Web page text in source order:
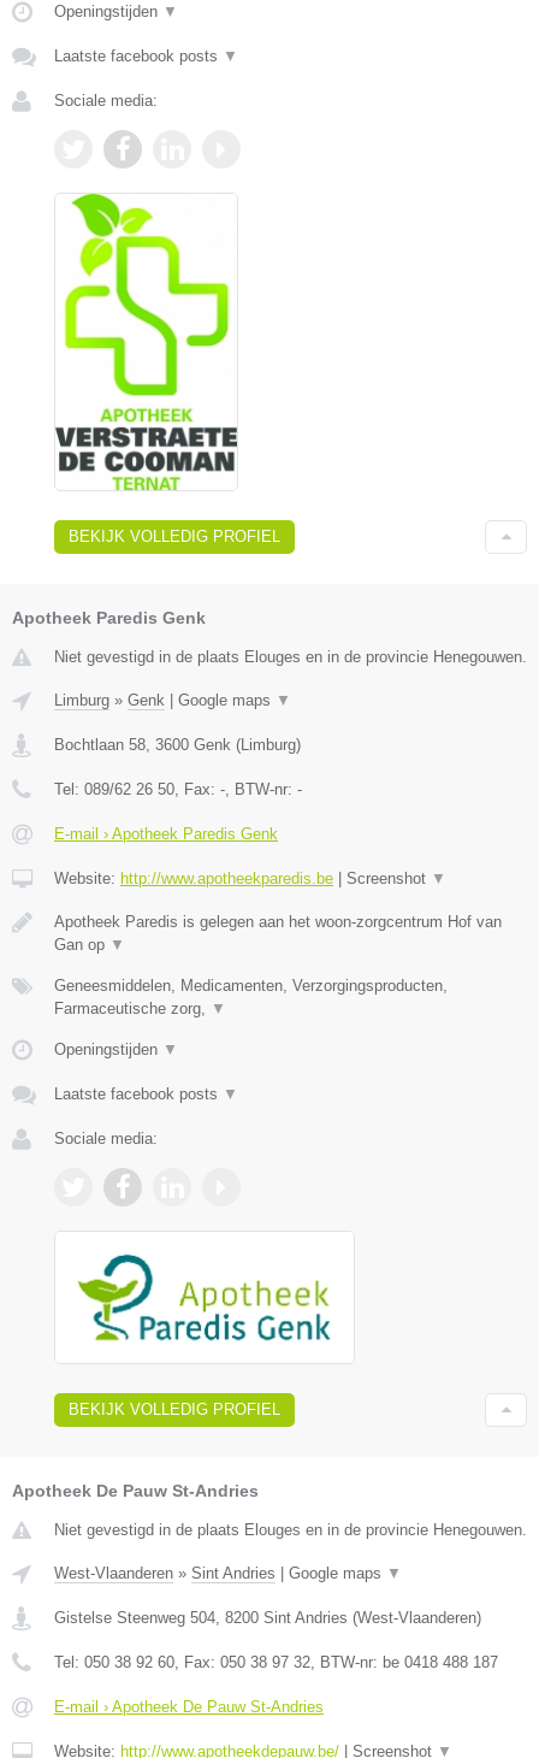
Openingstijden ▼
Laatste facebook posts ▼
Sociale media:
BEKIJK VOLLEDIG PROFIEL
Apotheek Paredis Genk
Niet gevestigd in de plaats Elouges en in de provincie Henegouwen.
Limburg » Genk Google maps ▼
Bochtlaan 58, 3600 Genk (Limburg)
Tel: 089/62 26 50, Fax: -, BTW-nr: -
E-mail › Apotheek Paredis Genk
Website: http://www.apotheekparedis.be Screenshot ▼
Apotheek Paredis is gelegen aan het woon-zorgcentrum Hof van
Gan op ▼
Geneesmiddelen, Medicamenten, Verzorgingsproducten,
Farmaceutische zorg, ▼
Openingstijden ▼
Laatste facebook posts ▼
Sociale media:
BEKIJK VOLLEDIG PROFIEL
Apotheek De Pauw St-Andries
Niet gevestigd in de plaats Elouges en in de provincie Henegouwen.
West-Vlaanderen » Sint Andries Google maps ▼
Gistelse Steenweg 504, 8200 Sint Andries (West-Vlaanderen)
Tel: 050 38 92 60, Fax: 050 38 97 32, BTW-nr: be 0418 488 187
E-mail › Apotheek De Pauw St-Andries
Website: http://www.apotheekdepauw.be/ Screenshot ▼